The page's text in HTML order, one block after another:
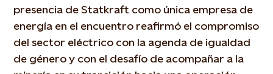
presencia de Statkraft como única empresa de
energía en el encuentro reafirmó el compromiso
del sector eléctrico con la agenda de igualdad
de género y con el desafío de acompañar a la